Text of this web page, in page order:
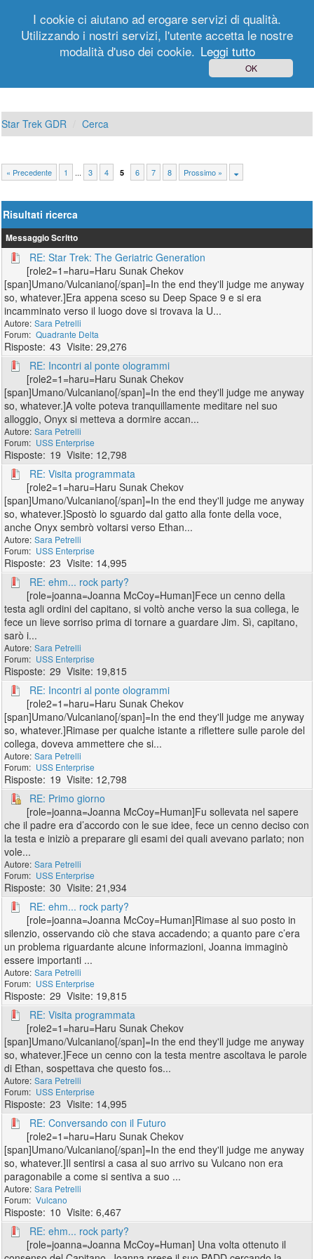
Registrati
Star Trek GDR Cerca
« Precedente 1 ... 3 4 5 6 7 8 Prossimo »
Risultati ricerca
MessaggioScritto
RE: Star Trek: The Geriatric Generation
[role2=1=haru=Haru Sunak Chekov
[span]Umano/Vulcaniano[/span]=In the end they'll judge me anyway
so, whatever.]Era appena sceso su Deep Space 9 e si era
incamminato verso il luogo dove si trovava la U...
Sara Petrelli
Quadrante Delta
43
29,276
RE: Incontri al ponte ologrammi
[role2=1=haru=Haru Sunak Chekov
[span]Umano/Vulcaniano[/span]=In the end they'll judge me anyway
so, whatever.]A volte poteva tranquillamente meditare nel suo
alloggio, Onyx si metteva a dormire accan...
Sara Petrelli
USS Enterprise
19
12,798
RE: Visita programmata
[role2=1=haru=Haru Sunak Chekov
[span]Umano/Vulcaniano[/span]=In the end they'll judge me anyway
so, whatever.]Spostò lo sguardo dal gatto alla fonte della voce,
anche Onyx sembrò voltarsi verso Ethan...
Sara Petrelli
USS Enterprise
23
14,995
RE: ehm... rock party?
[role=joanna=Joanna McCoy=Human]Fece un cenno della
testa agli ordini del capitano, si voltò anche verso la sua collega, le
fece un lieve sorriso prima di tornare a guardare Jim. Sì, capitano,
sarò i...
Sara Petrelli
USS Enterprise
29
19,815
RE: Incontri al ponte ologrammi
[role2=1=haru=Haru Sunak Chekov
[span]Umano/Vulcaniano[/span]=In the end they'll judge me anyway
so, whatever.]Rimase per qualche istante a riflettere sulle parole del
collega, doveva ammettere che si...
Sara Petrelli
USS Enterprise
19
12,798
RE: Primo giorno
[role=joanna=Joanna McCoy=Human]Fu sollevata nel sapere
che il padre era d’accordo con le sue idee, fece un cenno deciso con
la testa e iniziò a preparare gli esami dei quali avevano parlato; non
vole...
Sara Petrelli
USS Enterprise
30
21,934
RE: ehm... rock party?
[role=joanna=Joanna McCoy=Human]Rimase al suo posto in
silenzio, osservando ciò che stava accadendo; a quanto pare c’era
un problema riguardante alcune informazioni, Joanna immaginò
essere importanti ...
Sara Petrelli
USS Enterprise
29
19,815
RE: Visita programmata
[role2=1=haru=Haru Sunak Chekov
[span]Umano/Vulcaniano[/span]=In the end they'll judge me anyway
so, whatever.]Fece un cenno con la testa mentre ascoltava le parole
di Ethan, sospettava che questo fos...
Sara Petrelli
USS Enterprise
23
14,995
RE: Conversando con il Futuro
[role2=1=haru=Haru Sunak Chekov
[span]Umano/Vulcaniano[/span]=In the end they'll judge me anyway
so, whatever.]Il sentirsi a casa al suo arrivo su Vulcano non era
paragonabile a come si sentiva a suo ...
Sara Petrelli
Vulcano
10
6,467
RE: ehm... rock party?
[role=joanna=Joanna McCoy=Human] Una volta ottenuto il
I cookie ci aiutano ad erogare servizi di qualità.
Utilizzando i nostri servizi, l'utente accetta le nostre
modalità d'uso dei cookie. Leggi tutto
OK